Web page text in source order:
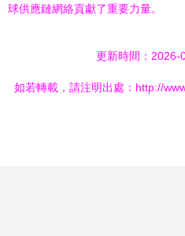
球供應鏈網絡貢獻了重要力量。
更新時間：2026-
如若轉載，請注明出處：http://